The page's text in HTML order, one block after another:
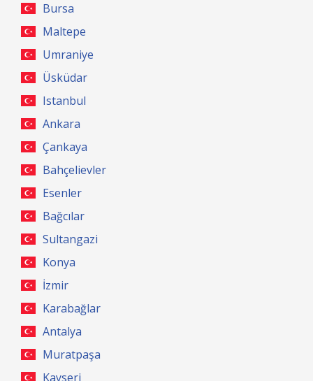
Bursa
Maltepe
Umraniye
Üsküdar
Istanbul
Ankara
Çankaya
Bahçelievler
Esenler
Bağcılar
Sultangazi
Konya
İzmir
Karabağlar
Antalya
Muratpaşa
Kayseri